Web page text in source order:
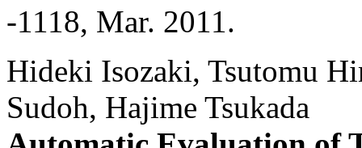
-1118, Mar. 2011.
Hideki Isozaki, Tsutomu
Sudoh, Hajime Tsukada